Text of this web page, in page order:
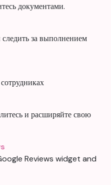
документами.
за выполнением
и расширяйте свою
Reviews widget and